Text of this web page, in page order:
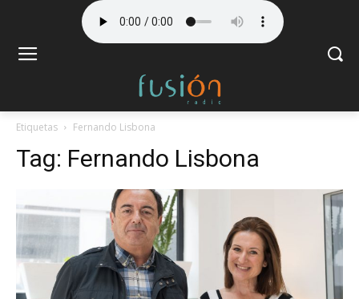
Etiquetas Fernando Lisbona
Tag: Fernando Lisbona